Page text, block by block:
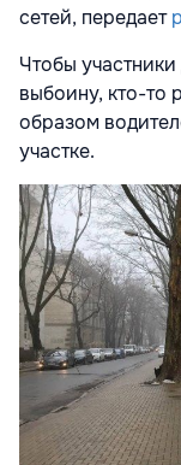
сетей, передает
Чтобы
выбоину, кто-то
образом
участке.